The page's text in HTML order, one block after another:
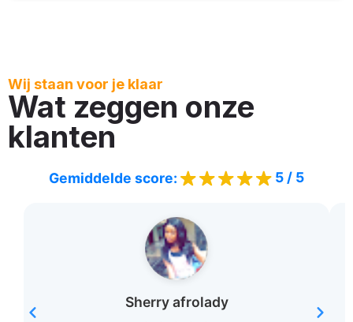
Wij staan voor je klaar
Wat zeggen onze
klanten
Gemiddelde score: 5 / 5
Sherry afrolady